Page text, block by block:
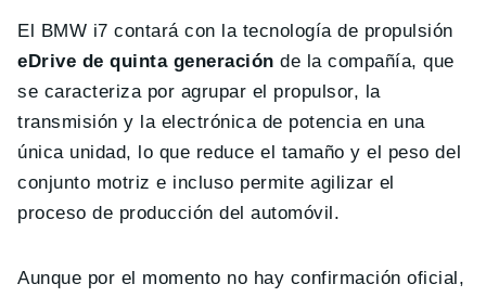
El BMW i7 contará con la tecnología de propulsión
eDrive de quinta generación de la compañía, que
se caracteriza por agrupar el propulsor, la
transmisión y la electrónica de potencia en una
única unidad, lo que reduce el tamaño y el peso del
conjunto motriz e incluso permite agilizar el
proceso de producción del automóvil.
Aunque por el momento no hay confirmación oficial,